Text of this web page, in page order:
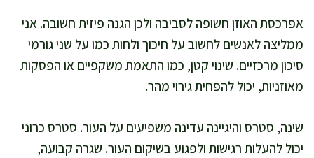
אפרכסת האוזן חשופה לסביבה ולכן הגנה פיזית חשובה. אני
ממליצה לאנשים לחשוב על חיכוך ולחות כמו על שני גורמי
סיכון מרכזיים. שינוי קטן, כמו התאמת משקפיים או הפסקות
מאוזניות, יכול להפחית גירוי מהר.
שינה, סטרס והיגיינה עדינה משפיעים על העור. סטרס כרוני
יכול להעלות רגישות ולפגוע בשיקום העור. שגרה קבועה,